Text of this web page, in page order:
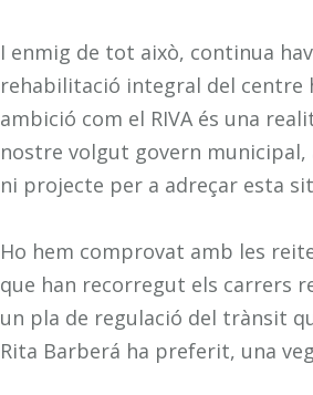
I enmig de tot això, continua
rehabilitació integral del centre
ambició com el RIVA és una
nostre volgut govern municipal,
ni projecte per a adreçar esta
Ho hem comprovat amb les
que han recorregut els carrers
un pla de regulació del trànsit
Rita Barberá ha preferit, una